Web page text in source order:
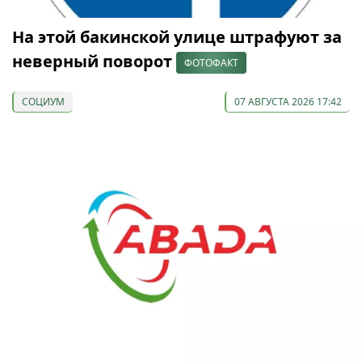
На этой бакинской улице штрафуют за
неверный поворот
ФОТОФАКТ
СОЦИУМ 07 АВГУСТА 2026 17:42